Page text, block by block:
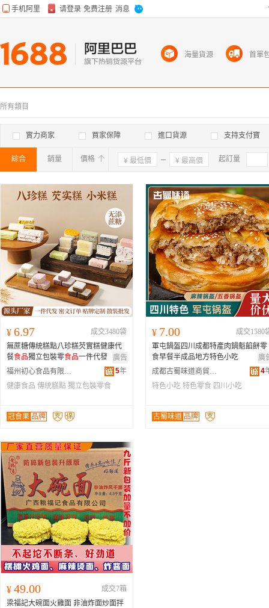
所有類目
實力商家 買家保障 進口貨源 支持支付寶
綜合 銷量 價格 確定 起訂量
¥ 6.97
成交3480袋
無蔗糖傳統糕點八珍糕芡實糕健康代
餐食品獨立包裝零食品一件代發
廣告
福州初心食品有限公司
5年
健康食品 傳統糕點 獨立包裝零食
冠食果 品牌
¥ 7.00
成交1580
軍屯鍋盔四川成都特產肉鍋魁餡餅零
食早餐半成品地方特色小吃
廣
成都古蜀味道商貿有限公司
4
特色小吃 特色零食 四川小吃
古蜀味道 品牌
¥ 49.00
成交7箱
梁福記大碗面火雞面 非油炸面炒面拌
海量貨源 首單